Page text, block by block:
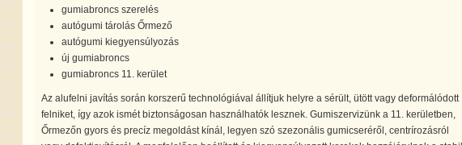
gumiabroncs szerelés
autógumi tárolás Őrmező
autógumi kiegyensúlyozás
új gumiabroncs
gumiabroncs 11. kerület
Az alufelni javítás során korszerű technológiával állítjuk helyre a sérült, ütött vagy deformálódott
felniket, így azok ismét biztonságosan használhatók lesznek. Gumiszervizünk a 11. kerületben,
Őrmezőn gyors és precíz megoldást kínál, legyen szó szezonális gumicseréről, centrírozásról